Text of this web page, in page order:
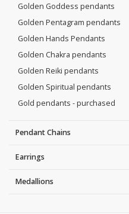
Golden Goddess pendants
Golden Pentagram pendants
Golden Hands Pendants
Golden Chakra pendants
Golden Reiki pendants
Golden Spiritual pendants
Gold pendants - purchased
Pendant Chains
Earrings
Medallions